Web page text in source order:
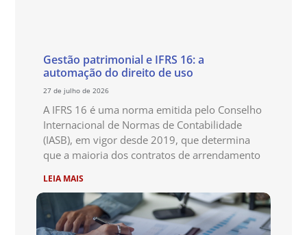
Gestão patrimonial e IFRS 16: a
automação do direito de uso
27 de julho de 2026
A IFRS 16 é uma norma emitida pelo Conselho
Internacional de Normas de Contabilidade
(IASB), em vigor desde 2019, que determina
que a maioria dos contratos de arrendamento
LEIA MAIS